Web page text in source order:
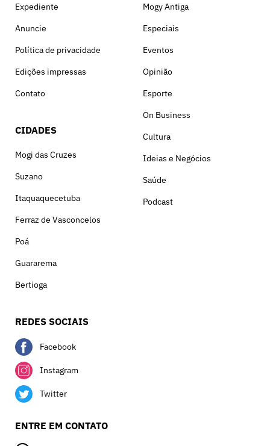
Expediente
Anuncie
Política de privacidade
Edições impressas
Contato
CIDADES
Mogi das Cruzes
Suzano
Itaquaquecetuba
Ferraz de Vasconcelos
Poá
Guararema
Bertioga
Mogy Antiga
Especiais
Eventos
Opinião
Esporte
On Business
Cultura
Ideias e Negócios
Saúde
Podcast
REDES SOCIAIS
Facebook
Instagram
Twitter
ENTRE EM CONTATO